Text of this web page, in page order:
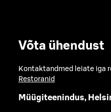
Võta ühendust
Kontaktandmed leiate iga
Restoranid
Müügiteenindus,